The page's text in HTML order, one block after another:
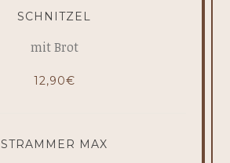
SCHNITZEL
mit Brot
12,90€
STRAMMER MAX